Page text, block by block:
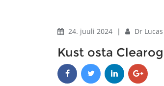
24. juuli 2024 | Dr
Kust osta